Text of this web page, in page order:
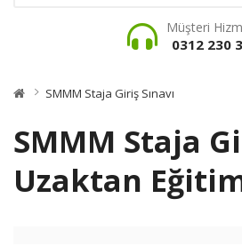
Müşteri
0312 230
SMMM Staja Giriş Sınavı
SMMM Staja
Uzaktan